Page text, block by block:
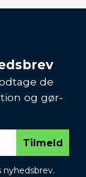
de
og gør-
Tilmeld
nyhedsbrev.